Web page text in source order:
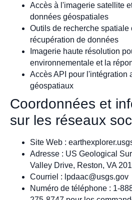
Accès à l'imagerie satellite
données géospatiales
Outils de recherche spatiale
récupération de données
Imagerie haute résolution
environnementale et la
Accès API pour l'intégration
géospatiaux
Coordonnées et
sur les réseaux
Site Web :
Adresse : US Geological
Valley Drive, Reston, VA
Courriel : lpdaac@usgs.gov
Numéro de téléphone : 1-